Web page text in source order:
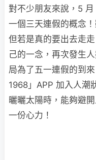
對不少朋友來說，5
一個三天連假的概念
但若是真的要出去走
己的一念，再次發生
局為了五一連假的到
1968」APP 加入人潮
曬曬太陽時，能夠避
一份心力！